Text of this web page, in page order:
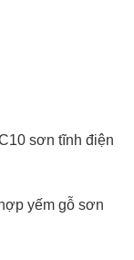
sơn tĩnh điện
yếm gỗ sơn